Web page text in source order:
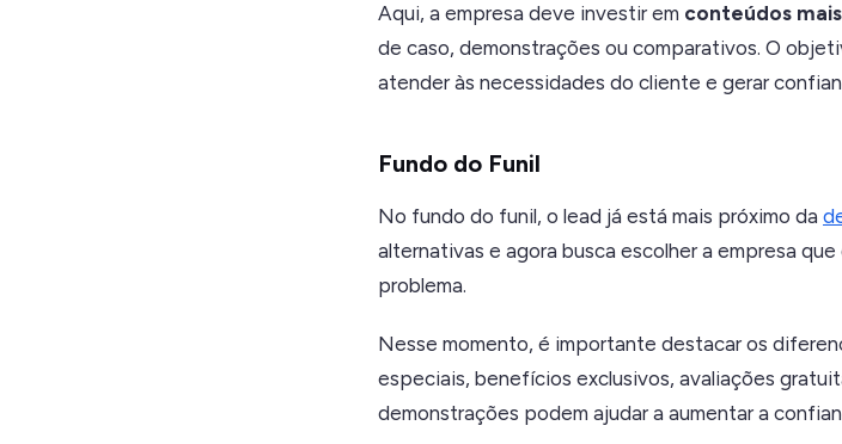
Aqui, a empresa deve investir em conteúdos
de caso, demonstrações ou comparativos. O
atender às necessidades do cliente e gerar
Fundo do Funil
No fundo do funil, o lead já está mais próximo da
alternativas e agora busca escolher a empresa
problema.
Nesse momento, é importante destacar os
especiais, benefícios exclusivos, avaliações
demonstrações podem ajudar a aumentar a